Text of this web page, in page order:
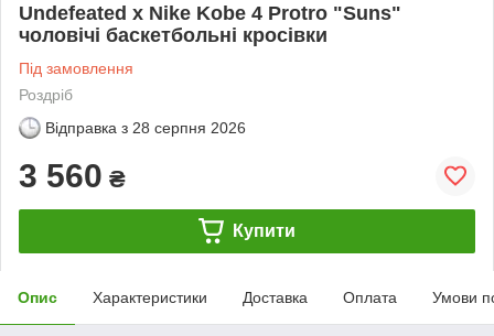
Undefeated x Nike Kobe 4 Protro "Suns"
чоловічі баскетбольні кросівки
Під замовлення
Роздріб
Відправка з 28 серпня 2026
3 560 ₴
Купити
Опис Характеристики Доставка Оплата Умови